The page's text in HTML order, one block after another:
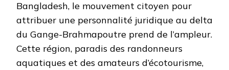
Bangladesh, le mouvement citoyen pour
attribuer une personnalité juridique au delta
du Gange-Brahmapoutre prend de l’ampleur.
Cette région, paradis des randonneurs
aquatiques et des amateurs d’écotourisme,